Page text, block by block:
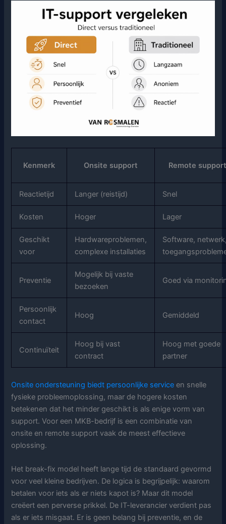
Kenmerk Onsite support Remote support
Reactietijd Langer (reistijd) Snel
Kosten Hoger Lager
Geschikt
voor
Hardwareproblemen,
complexe installaties
Software,
Preventie
Mogelijk bij vaste
bezoeken
Goed via
Persoonlijk
contact
Hoog Gemiddeld
Continuïteit
Hoog bij vast
contract
Hoog met goede
partner
Onsite ondersteuning biedt persoonlijke service en snelle
fysieke probleemoplossing, maar de hogere kosten
betekenen dat het minder geschikt is als enige vorm van
support. Voor een MKB-bedrijf is een combinatie van
onsite en remote support vaak de meest effectieve
oplossing.
Het break-fix model heeft lange tijd de standaard gevormd
voor veel kleine bedrijven. De logica is begrijpelijk: waarom
betalen voor iets als er niets kapot is? Maar dit model
creëert een perverse prikkel. De IT-leverancier verdient pas
als er iets misgaat. Er is geen belang bij preventie, en de